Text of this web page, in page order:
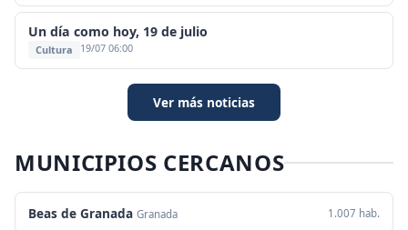
Un día como hoy, 19 de julio
Cultura 19/07 06:00
Ver más noticias
MUNICIPIOS CERCANOS
Beas de Granada Granada 1.007 hab.